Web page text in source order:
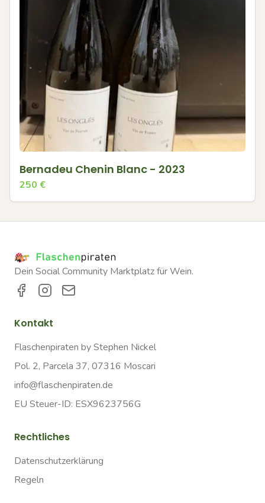
Bernadeu Chenin Blanc - 2023
250 €
Dein Social Community Marktplatz für Wein.
Kontakt
Flaschenpiraten by Stephen Nickel
Pol. 2, Parcela 37, 07316 Moscari
info@flaschenpiraten.de
EU Steuer-ID: ESX9623756G
Rechtliches
Datenschutzerklärung
Regeln